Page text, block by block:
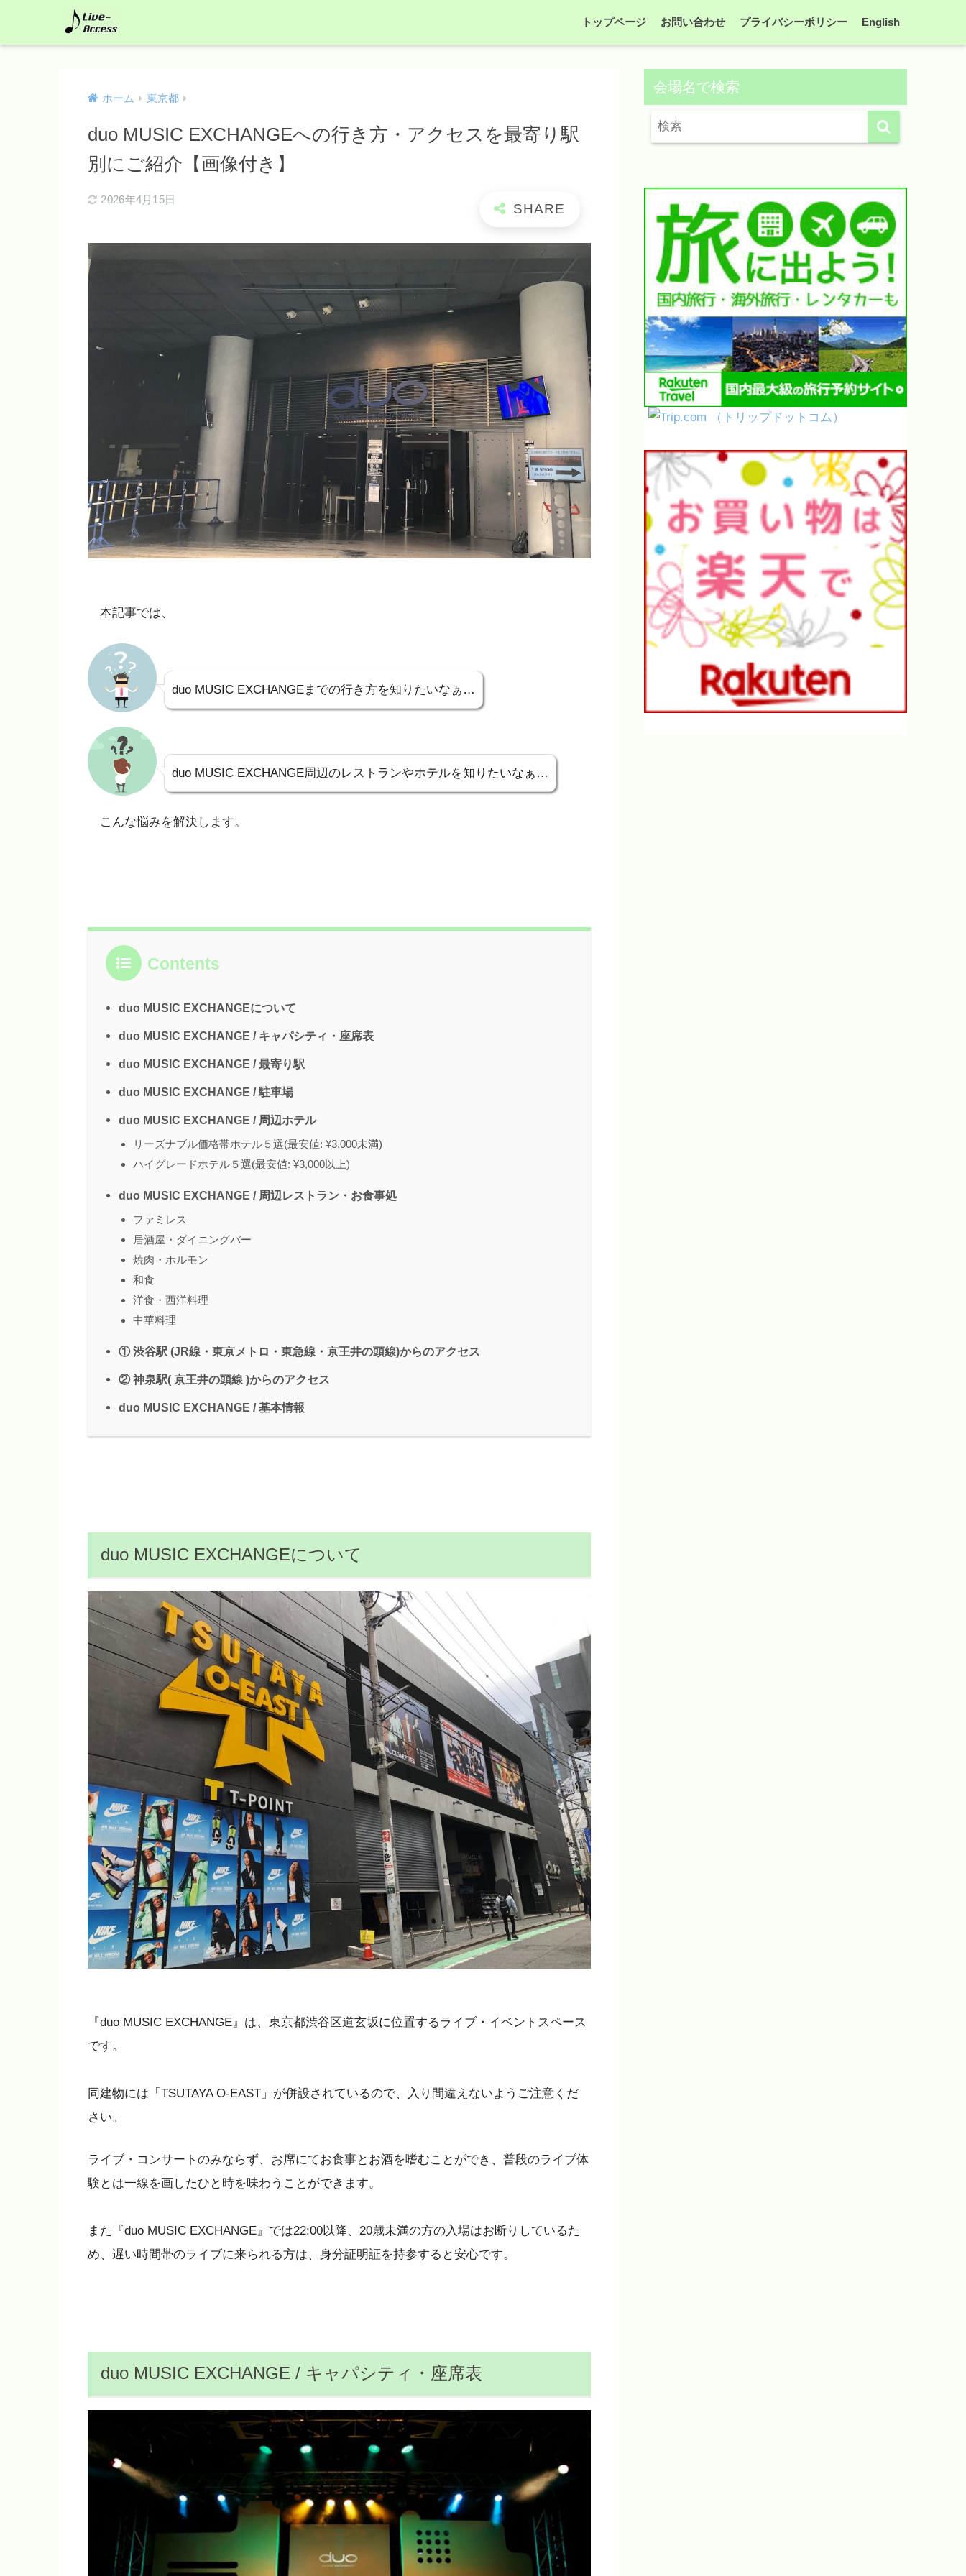
トップページ お問い合わせ プライバシーポリシー English
ホーム 東京都
duo MUSIC EXCHANGEへの行き方・アクセスを最寄り駅
別にご紹介【画像付き】
2026年4月15日
本記事では、
duo MUSIC EXCHANGEまでの行き方を知りたいなぁ…
duo MUSIC EXCHANGE周辺のレストランやホテルを知りたいなぁ…
こんな悩みを解決します。
Contents
duo MUSIC EXCHANGEについて
duo MUSIC EXCHANGE / キャパシティ・座席表
duo MUSIC EXCHANGE / 最寄り駅
duo MUSIC EXCHANGE / 駐車場
duo MUSIC EXCHANGE / 周辺ホテル
リーズナブル価格帯ホテル５選(最安値: ¥3,000未満)
ハイグレードホテル５選(最安値: ¥3,000以上)
duo MUSIC EXCHANGE / 周辺レストラン・お食事処
ファミレス
居酒屋・ダイニングバー
焼肉・ホルモン
和食
洋食・西洋料理
中華料理
① 渋谷駅 (JR線・東京メトロ・東急線・京王井の頭線)からのアクセス
② 神泉駅( 京王井の頭線 )からのアクセス
duo MUSIC EXCHANGE / 基本情報
duo MUSIC EXCHANGEについて
『duo MUSIC EXCHANGE』は、東京都渋谷区道玄坂に位置するライブ・イベントスペース
です。
同建物には「TSUTAYA O-EAST」が併設されているので、入り間違えないようご注意くだ
さい。
ライブ・コンサートのみならず、お席にてお食事とお酒を嗜むことができ、普段のライブ体
験とは一線を画したひと時を味わうことができます。
また『duo MUSIC EXCHANGE』では22:00以降、20歳未満の方の入場はお断りしているた
め、遅い時間帯のライブに来られる方は、身分証明証を持参すると安心です。
duo MUSIC EXCHANGE / キャパシティ・座席表
会場名で検索